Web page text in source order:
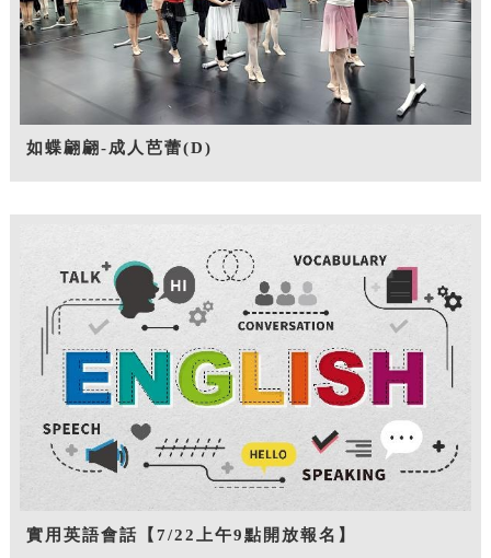
如蝶翩翩-成人芭蕾(D)
實用英語會話【7/22上午9點開放報名】